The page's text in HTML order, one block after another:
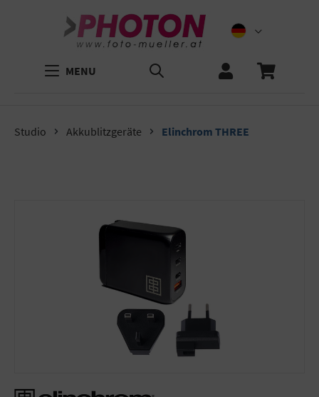
MENU
Studio Akkublitzgeräte Elinchrom THREE